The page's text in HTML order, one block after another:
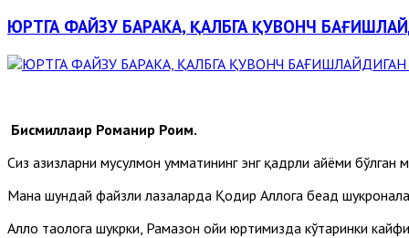
ЮРТГА ФАЙЗУ БАРАКА, ҚАЛБГА ҚУВОНЧ
Бисмиллаҳир Роҳманир Роҳим.
Сиз азизларни мусулмон умматининг энг қадрли айёми
Мана шундай файзли лаҳзаларда Қодир Аллоҳга беҳад
Аллоҳ таолога шукрки, Рамазон ойи юртимизда кўтаринки